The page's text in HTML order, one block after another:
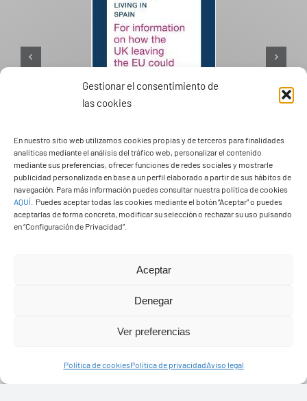
Gestionar el consentimiento de
las cookies
En nuestro sitio web utilizamos cookies propias y de terceros para finalidades
analíticas mediante el análisis del tráfico web, personalizar el contenido
mediante sus preferencias, ofrecer funciones de redes sociales y mostrarle
publicidad personalizada en base a un perfil elaborado a partir de sus hábitos de
navegación. Para más información puedes consultar nuestra política de cookies
AQUÍ
Puedes aceptar todas las cookies mediante el botón “Aceptar” o puedes
aceptarlas de forma concreta, modificar su selección o rechazar su uso pulsando
en “Configuración de Privacidad”.
Aceptar
Denegar
Ver preferencias
Política de cookiesPolítica de privacidadAviso legal
PASEOS EN CAMELLO